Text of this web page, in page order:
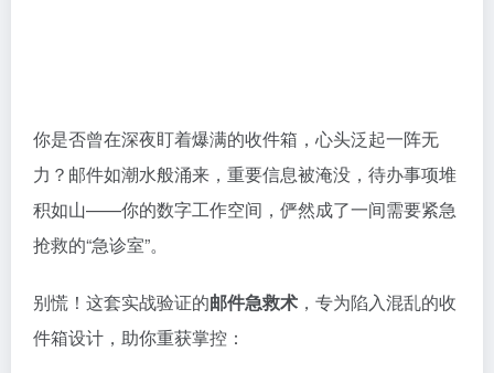
你是否曾在深夜盯着爆满的收件箱，心头泛起一阵无
力？邮件如潮水般涌来，重要信息被淹没，待办事项堆
积如山——你的数字工作空间，俨然成了一间需要紧急
抢救的“急诊室”。
别慌！这套实战验证的邮件急救术 ，专为陷入混乱的收
件箱设计，助你重获掌控：